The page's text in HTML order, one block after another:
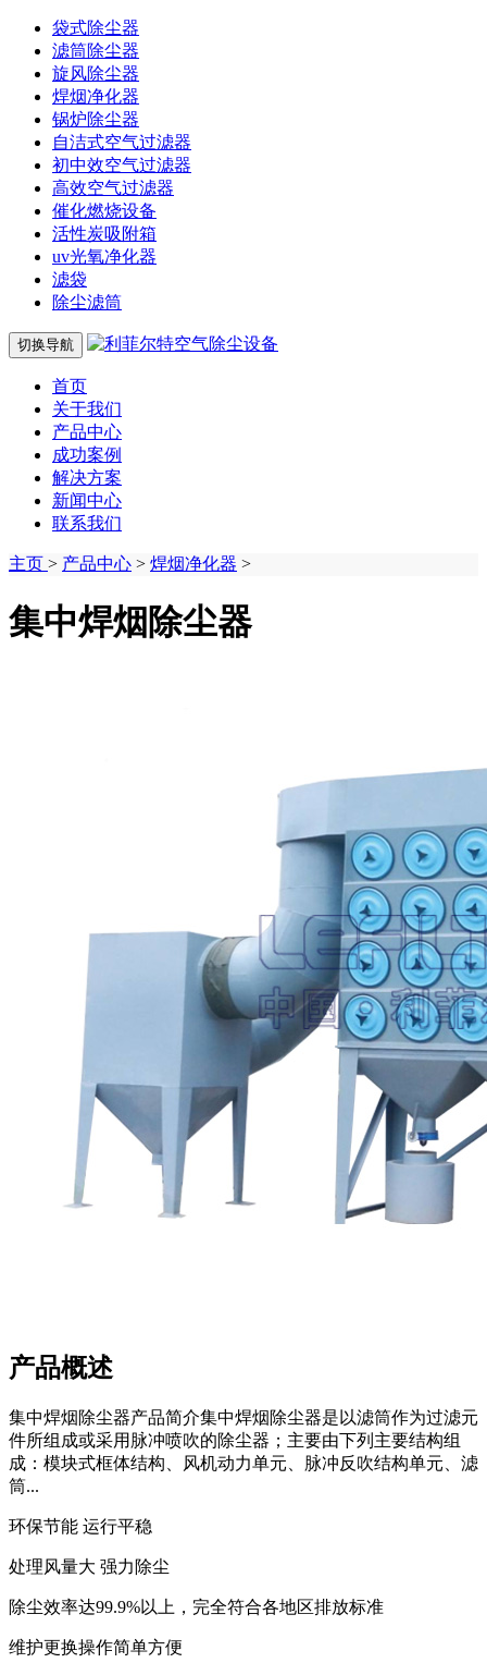
袋式除尘器
滤筒除尘器
旋风除尘器
焊烟净化器
锅炉除尘器
自洁式空气过滤器
初中效空气过滤器
高效空气过滤器
催化燃烧设备
活性炭吸附箱
uv光氧净化器
滤袋
除尘滤筒
切换导航
首页
关于我们
产品中心
成功案例
解决方案
新闻中心
联系我们
主页 > 产品中心 > 焊烟净化器 >
集中焊烟除尘器
产品概述
集中焊烟除尘器产品简介集中焊烟除尘器是以滤筒作为过滤元
件所组成或采用脉冲喷吹的除尘器；主要由下列主要结构组
成：模块式框体结构、风机动力单元、脉冲反吹结构单元、滤
筒...
环保节能 运行平稳
处理风量大 强力除尘
除尘效率达99.9%以上，完全符合各地区排放标准
维护更换操作简单方便